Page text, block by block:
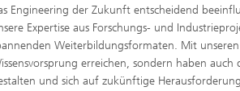
Engineering der Zukunft entscheidend
Expertise aus Forschungs- und
Weiterbildungsformaten. Mit
erreichen, sondern haben
und sich auf zukünftige